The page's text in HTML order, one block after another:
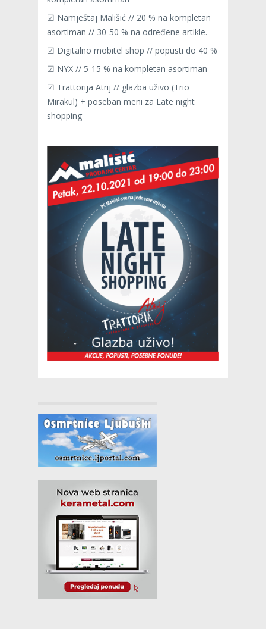
☑ Namještaj Mališić // 20 % na kompletan
asortiman // 30-50 % na određene artikle.
☑ Digitalno mobitel shop // popusti do 40 %
☑ NYX // 5-15 % na kompletan asortiman
☑ Trattorija Atrij // glazba uživo (Trio
Mirakul) + poseban meni za Late night
shopping